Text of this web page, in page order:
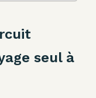
seul à